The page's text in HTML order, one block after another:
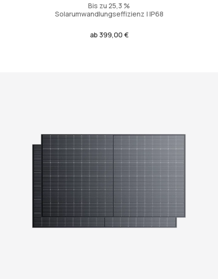
Bis zu 25,3 %
Solarumwandlungseffizienz | IP68
Regulärer
ab 399,00 €